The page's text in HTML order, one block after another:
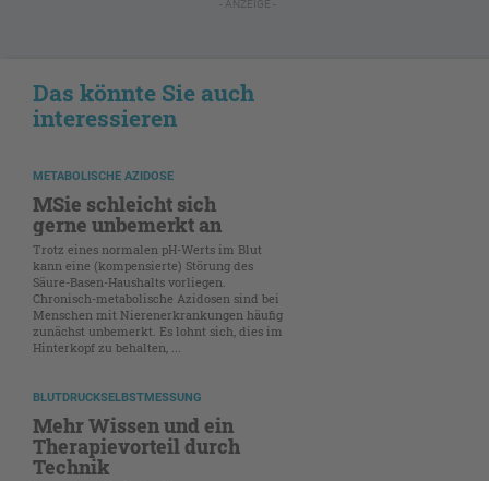
- ANZEIGE -
Das könnte Sie auch
interessieren
METABOLISCHE AZIDOSE
MSie schleicht sich
gerne unbemerkt an
Trotz eines normalen pH-Werts im Blut
kann eine (kompensierte) Störung des
Säure-Basen-Haushalts vorliegen.
Chronisch-metabolische Azidosen sind bei
Menschen mit Nierenerkrankungen häufig
zunächst unbemerkt. Es lohnt sich, dies im
Hinterkopf zu behalten, ...
BLUTDRUCKSELBSTMESSUNG
Mehr Wissen und ein
Therapievorteil durch
Technik